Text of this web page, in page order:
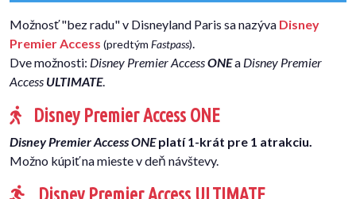
Možnosť "bez radu" v Disneyland Paris sa nazýva Disney
Premier Access (predtým Fastpass).
Dve možnosti: Disney Premier AccessONEa Disney Premier
Access ULTIMATE.
Disney Premier Access ONE
Disney Premier Access ONEplatí 1-krát pre 1 atrakciu.
Možno kúpiť na mieste v deň návštevy.
Disney Premier Access ULTIMATE